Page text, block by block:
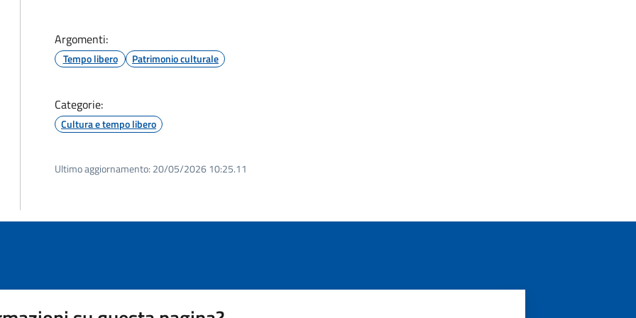
Argomenti:
Tempo libero Patrimonio culturale
Categorie:
Cultura e tempo libero
Ultimo aggiornamento: 20/05/2026 10:25.11